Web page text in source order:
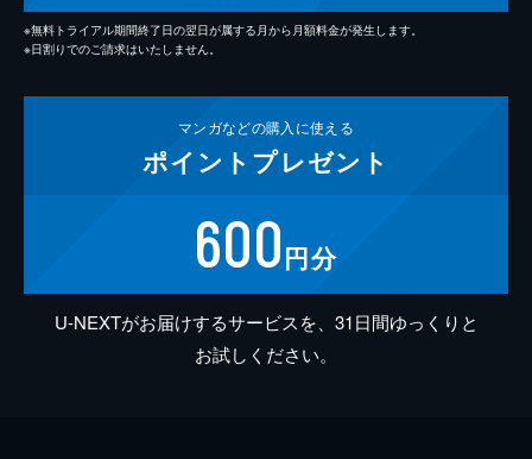
※無料トライアル期間終了日の翌日が属する月から月額料金が発生します。
※日割りでのご請求はいたしません。
マンガなどの購入に使える
ポイント プレゼント
600円分
U-NEXTがお届けするサービスを、31日間ゆっくりと
お試しください。